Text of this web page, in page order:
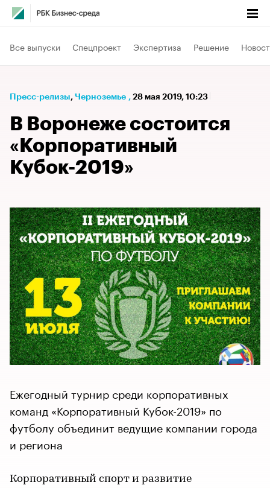
Все выпуски Спецпроект Экспертиза Решение
Пресс-релизы⁠, Черноземье , 28 мая 2019, 10:23
В Воронеже состоится
«Корпоративный
Кубок-2019»
Ежегодный турнир среди корпоративных
команд «Корпоративный Кубок-2019» по
футболу объединит ведущие компании города
и региона
Корпоративный спорт и развитие